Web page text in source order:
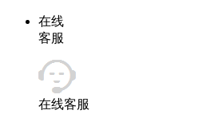
在线
客服
在线客服